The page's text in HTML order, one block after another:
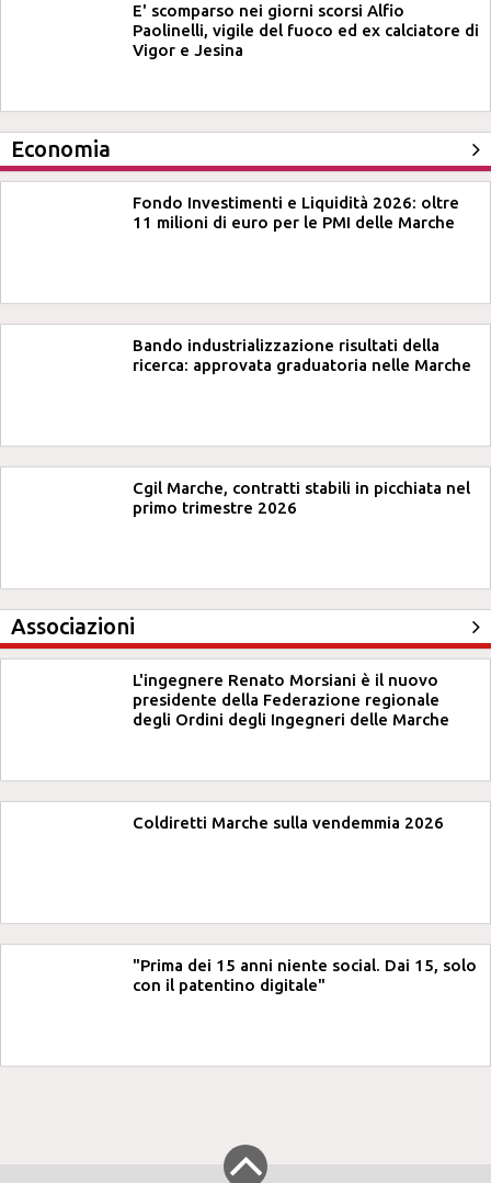
E' scomparso nei giorni scorsi Alfio
Paolinelli, vigile del fuoco ed ex calciatore di
Vigor e Jesina
Economia
Fondo Investimenti e Liquidità 2026: oltre
11 milioni di euro per le PMI delle Marche
Bando industrializzazione risultati della
ricerca: approvata graduatoria nelle Marche
Cgil Marche, contratti stabili in picchiata nel
primo trimestre 2026
Associazioni
L'ingegnere Renato Morsiani è il nuovo
presidente della Federazione regionale
degli Ordini degli Ingegneri delle Marche
Coldiretti Marche sulla vendemmia 2026
"Prima dei 15 anni niente social. Dai 15, solo
con il patentino digitale"